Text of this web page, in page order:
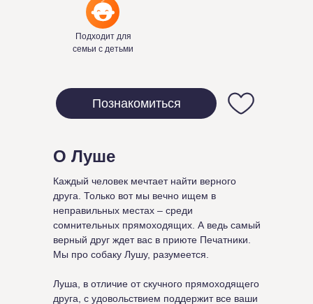
Каждый человек мечтает найти верного
друга. Только вот мы вечно ищем в
неправильных местах – среди
сомнительных прямоходящих. А ведь самый
верный друг ждет вас в приюте Печатники.
Мы про собаку Лушу, разумеется.
Луша, в отличие от скучного прямоходящего
друга, с удовольствием поддержит все ваши
О Луше
Подходит для
семьи с детьми
Познакомиться